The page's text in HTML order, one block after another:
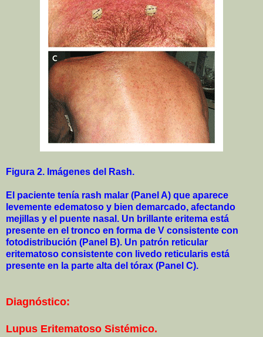
Figura 2. Imágenes del Rash.
El paciente tenía rash malar (Panel A) que aparece
levemente edematoso y bien demarcado, afectando
mejillas y el puente nasal. Un brillante eritema está
presente en el tronco en forma de V consistente con
fotodistribución (Panel B). Un patrón reticular
eritematoso consistente con livedo reticularis está
presente en la parte alta del tórax (Panel C).
Diagnóstico:
Lupus Eritematoso Sistémico.